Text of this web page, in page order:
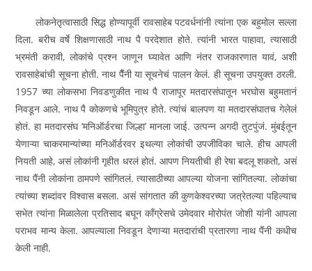
लोकनेतृत्वासाठी सिद्ध होण्यापूर्वी रावसाहेब पटवर्धनांनी त्यांना एक बहुमोल सल्ला
दिला. बरीच वर्षे शिक्षणासाठी नाथ पै परदेशात होते. त्यांनी भारत पाहावा, त्यासाठी
भ्रमंती करावी, लोकांचे प्रश्‍न जाणून घ्यावेत आणि नंतर राजकारणात यावं, अशी
रावसाहेबांची सूचना होती. नाथ पैैंनी या सूचनेचं पालन केलं. ही सूचना उपयुक्त ठरली.
1957 च्या लोकसभा निवडणुकीत नाथ पै राजापूर मतदारसंघातून भरघोस बहुमतानं
निवडून आले. नाथ पै कोकणचे भूमिपुत्र होते. त्यांचं बालपण या मतदारसंघातच गेलेलं
होतं. हा मतदारसंघ ‘मनिऑर्डरचा जिल्हा’ मानला जाई. उत्पन्न अगदी तुटपुंजं. मुंबईतून
येणाऱ्या चाकरमान्यांच्या मनिऑर्डरवर इथल्या लोकांची उपजीविका चाले. हीच आपली
नियती आहे, असं लोकांनी गृहीत धरलं होतं. आपण नियतीची ही रेषा बदलू शकतो, असं
नाथ पैंनी लोकांना ठामपणे सांगितलं. त्यासाठीच्या आपल्या योजना सांगितल्या. लोकांचा
त्यांच्या शब्दांवर विश्‍वास बसला. असं सांगतात की कुणकेश्‍वरच्या जत्रेतल्या पहिल्याच
सभेत त्यांना मिळालेला प्रतिसाद बघून काँग्रेसचे उमेदवार मोरोपंत जोशी यांनी आपला
पराभव मान्य केला. आपल्याला निवडून देणाऱ्या मतदारांची प्रतारणा नाथ पैंनी कधीच
केली नाही.